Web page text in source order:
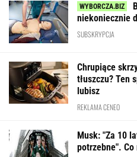
niekoniecznie
SUBSKRYPCJA
Chrupiące
tłuszczu? Ten
lubisz
REKLAMA CENEO
Musk: "Za 10
potrzebne".